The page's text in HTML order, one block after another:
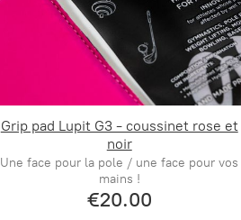
Grip pad Lupit G3 - coussinet rose et
noir
Une face pour la pole / une face pour vos
mains !
€20.00